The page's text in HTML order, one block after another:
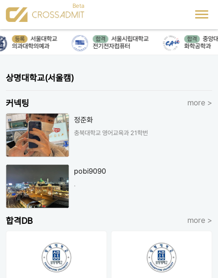
등록
서울대학교
의과대학의예과
합격
서울시립대학교
전기전자컴퓨터
합격
중앙대
화학공학과
상명대학교(서울캠)
커넥팅 more >
정준화
충북대학교 영어교육과 21학번
pobi9090
.
합격DB more >